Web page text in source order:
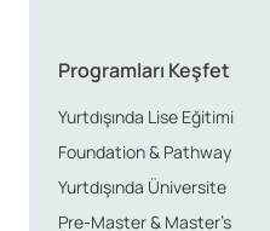
Programları Keşfet
Yurtdışında Lise Eğitimi
Foundation & Pathway
Yurtdışında Üniversite
Pre-Master & Master’s